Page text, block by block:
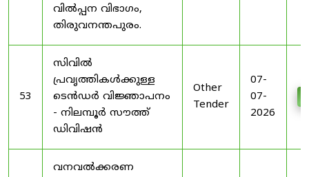
വിൽപ്പന വിഭാഗം,
തിരുവനന്തപുരം.
53
സിവിൽ
പ്രവൃത്തികൾക്കുള്ള
ടെൻഡർ വിജ്ഞാപനം
- നിലമ്പൂർ സൗത്ത്
ഡിവിഷൻ
Other
Tender
07-
07-
2026
വനവൽക്കരണ